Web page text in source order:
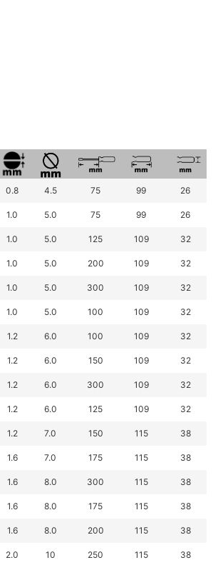
0.8 4.5 75 99 26
1.0 5.0 75 99 26
1.0 5.0 125 109 32
1.0 5.0 200 109 32
1.0 5.0 300 109 32
1.0 5.0 100 109 32
1.2 6.0 100 109 32
1.2 6.0 150 109 32
1.2 6.0 300 109 32
1.2 6.0 125 109 32
1.2 7.0 150 115 38
1.6 7.0 175 115 38
1.6 8.0 300 115 38
1.6 8.0 175 115 38
1.6 8.0 200 115 38
2.0 10 250 115 38